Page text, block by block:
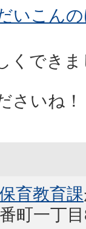
いこん
くでき
さいね！
育教育課
町一丁